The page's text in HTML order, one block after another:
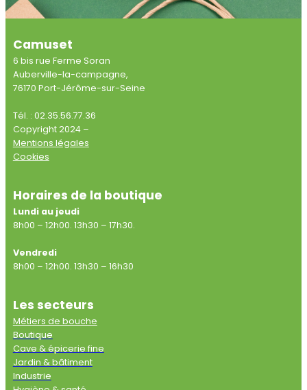
Camuset
6 bis rue Ferme Soran
Auberville-la-campagne,
76170 Port-Jérôme-sur-Seine
Tél. : 02.35.56.77.36
Copyright 2024 –
Mentions légales
Cookies
Horaires de la boutique
Lundi au jeudi
8h00 – 12h00. 13h30 – 17h30.
Vendredi
8h00 – 12h00. 13h30 – 16h30
Les secteurs
Métiers de bouche
Boutique
Cave & épicerie fine
Jardin & bâtiment
Industrie